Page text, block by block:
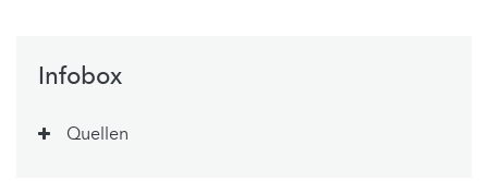
Infobox
Quellen